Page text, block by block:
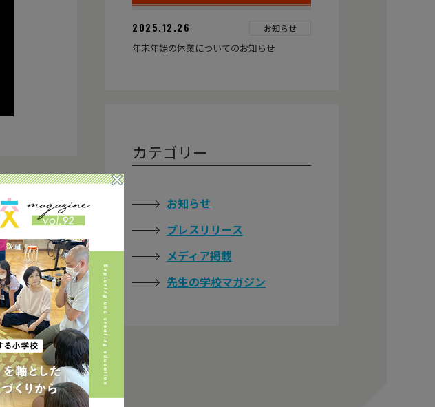
2025.12.26 お知らせ
年末年始の休業についてのお知らせ
カテゴリー
お知らせ
プレスリリース
メディア掲載
先生の学校マガジン